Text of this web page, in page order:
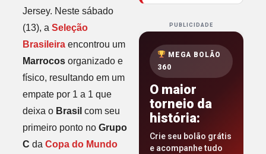
Jersey. Neste sábado
(13), a Seleção
Brasileiraencontrou um
Marrocosorganizado e
físico, resultando em um
empate por 1 a 1 que
deixa o Brasil com seu
primeiro ponto no Grupo
C da Copa do Mundo
PUBLICIDADE
MEGA BOLÃO
360
O maior
torneio da
história:
Crie seu bolão grátis
e acompanhe tudo